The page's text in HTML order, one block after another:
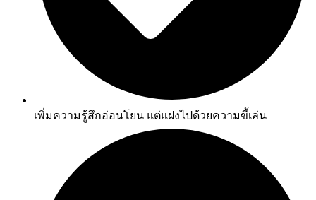
เพิ่มความรู้สึกอ่อนโยน แต่แฝงไปด้วยความขี้เล่น